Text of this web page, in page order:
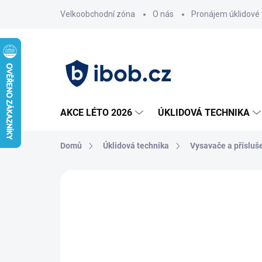
Velkoobchodní zóna O nás Pronájem
AKCE LÉTO 2026 ÚKLIDOVÁ TECHNIKA
Domů Úklidová technika Vysavače a